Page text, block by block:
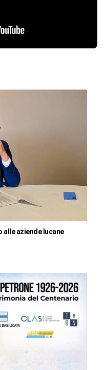
alle aziende lucane